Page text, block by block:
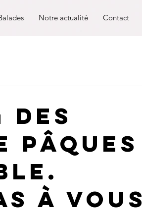
Notre actualité Contact
des
Pâques
à vous